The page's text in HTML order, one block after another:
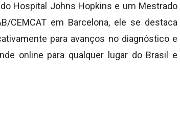
Hospital Johns Hopkins e um Mestrado
CEMCAT em Barcelona, ele se destaca
para avanços no diagnóstico e
online para qualquer lugar do Brasil e